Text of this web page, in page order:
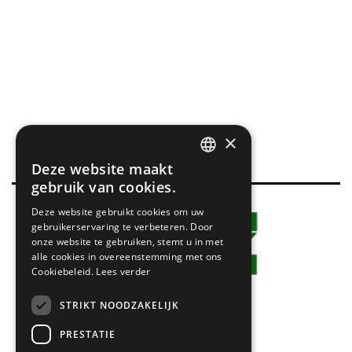
×
Deze website maakt
gebruik van cookies.
Deze website gebruikt cookies om uw
gebruikerservaring te verbeteren. Door
onze website te gebruiken, stemt u in met
alle cookies in overeenstemming met ons
Cookiebeleid. Lees verder
STRIKT NOODZAKELIJK
PRESTATIE